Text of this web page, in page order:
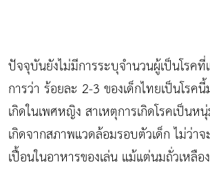
ปัจจุบันยังไม่มีการระบุจำนวนผู้เป็นโร
การว่า ร้อยละ 2-3 ของเด็กไทยเป็นโร
เกิดในเพศหญิง สาเหตุการเกิดโรคเป็นห
เกิดจากสภาพแวดล้อมรอบตัวเด็ก ไม่ว่า
เปื้อนในอาหารของเล่น แม้แต่นมถั่วเหลือ